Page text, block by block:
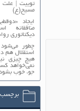
توییت | علت
مسیح(ع)
ایجاد
منافقانه
دیکتاتوری
چطور
استقلال هم
هیچ چیزی
نمی‌خواهد
جوّ، خوب